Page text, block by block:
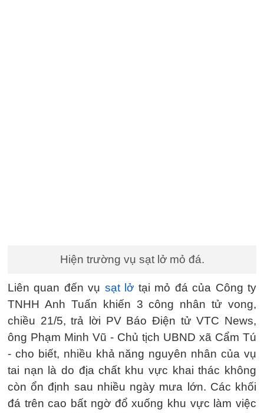
Hiện trường vụ sạt lở mỏ đá.
Liên quan đến vụ sạt lở tại mỏ đá của Công ty
TNHH Anh Tuấn khiến 3 công nhân tử vong,
chiều 21/5, trả lời PV Báo Điện tử VTC News,
ông Phạm Minh Vũ - Chủ tịch UBND xã Cẩm Tú
- cho biết, nhiều khả năng nguyên nhân của vụ
tai nạn là do địa chất khu vực khai thác không
còn ổn định sau nhiều ngày mưa lớn. Các khối
đá trên cao bất ngờ đổ xuống khu vực làm việc